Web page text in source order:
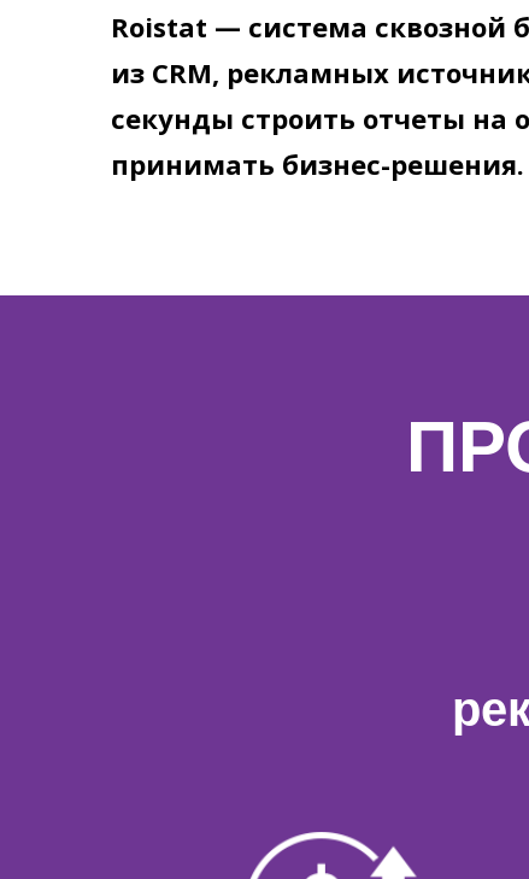
Roistat — система сквозной
из CRM, рекламных
секунды строить отчеты на
принимать бизнес-решения.